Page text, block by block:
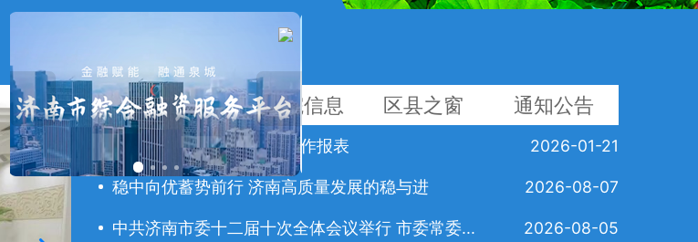
工作动态 国务院信息 区县之窗 通知公告
2025年度政府网站年度工作报表 2026-01-21
稳中向优蓄势前行 济南高质量发展的稳与进 2026-08-07
中共济南市委十二届十次全体会议举行 市委常委... 2026-08-05